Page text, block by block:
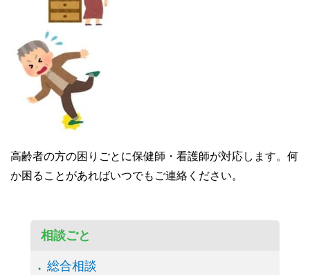
高齢者の方の困りごとに保健師・看護師が対応します。何
か困ることがあればいつでもご連絡ください。
相談ごと
総合相談